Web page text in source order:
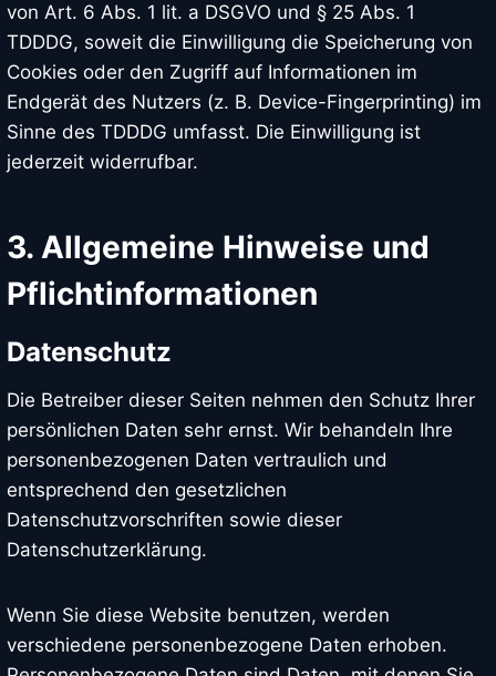
von Art. 6 Abs. 1 lit. a DSGVO und § 25 Abs. 1
TDDDG, soweit die Einwilligung die Speicherung von
Cookies oder den Zugriff auf Informationen im
Endgerät des Nutzers (z. B. Device-Fingerprinting) im
Sinne des TDDDG umfasst. Die Einwilligung ist
jederzeit widerrufbar.
3. Allgemeine Hinweise und
Pflicht­informationen
Datenschutz
Die Betreiber dieser Seiten nehmen den Schutz Ihrer
persönlichen Daten sehr ernst. Wir behandeln Ihre
personenbezogenen Daten vertraulich und
entsprechend den gesetzlichen
Datenschutzvorschriften sowie dieser
Datenschutzerklärung.
Wenn Sie diese Website benutzen, werden
verschiedene personenbezogene Daten erhoben.